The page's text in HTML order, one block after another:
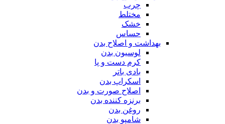
چرب
مختلط
خشک
حساس
بهداشت و اصلاح بدن
لوسیون بدن
کرم دست و پا
بادی باتر
اسکراپ بدن
اصلاح صورت و بدن
برنزه کننده بدن
روغن بدن
شامپو بدن